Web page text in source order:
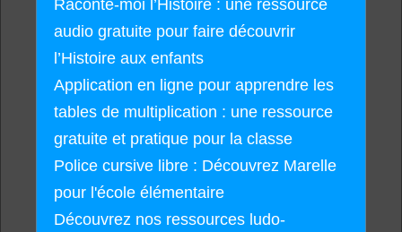
Raconte-moi l’Histoire : une ressource
audio gratuite pour faire découvrir
l’Histoire aux enfants
Application en ligne pour apprendre les
tables de multiplication : une ressource
gratuite et pratique pour la classe
Police cursive libre : Découvrez Marelle
pour l'école élémentaire
Découvrez nos ressources ludo-